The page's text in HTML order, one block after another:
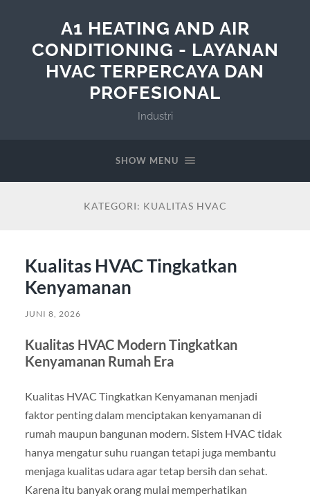
A1 HEATING AND AIR
CONDITIONING - LAYANAN
HVAC TERPERCAYA DAN
PROFESIONAL
Industri
SHOW MENU
KATEGORI: KUALITAS HVAC
Kualitas HVAC Tingkatkan
Kenyamanan
JUNI 8, 2026
Kualitas HVAC Modern Tingkatkan
Kenyamanan Rumah Era
Kualitas HVAC Tingkatkan Kenyamanan menjadi
faktor penting dalam menciptakan kenyamanan di
rumah maupun bangunan modern. Sistem HVAC tidak
hanya mengatur suhu ruangan tetapi juga membantu
menjaga kualitas udara agar tetap bersih dan sehat.
Karena itu banyak orang mulai memperhatikan